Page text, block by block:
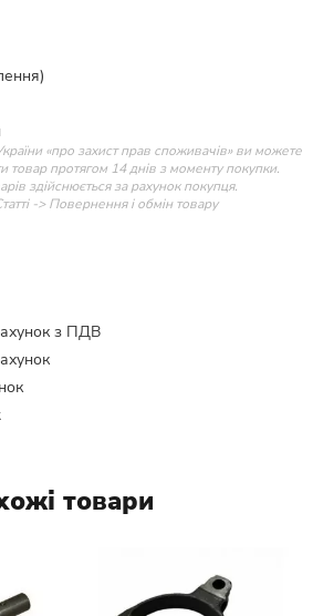
«про захист прав споживачів» ви можете
товар протягом 14 днів з моменту покупки.
здійснюється за рахунок покупця.
-> Повернення і обмін товару
з ПДВ
товари